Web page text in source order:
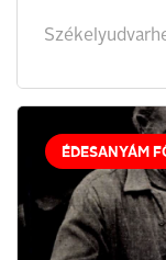
ÉDESANYÁM